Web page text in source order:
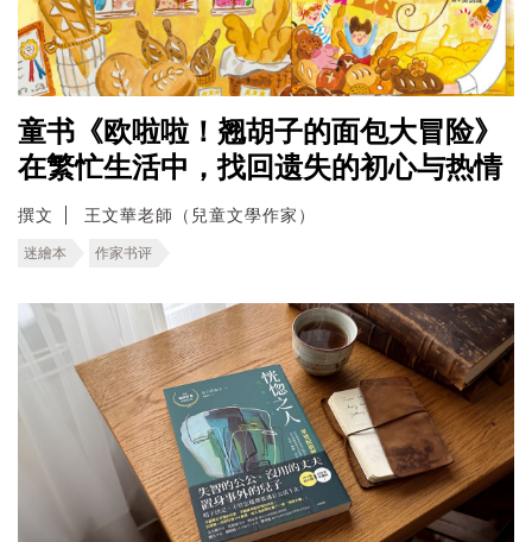
童书《欧啦啦！翘胡子的面包大冒险》
在繁忙生活中，找回遗失的初心与热情
撰文 王文華老師（兒童文學作家）
迷繪本 作家书评